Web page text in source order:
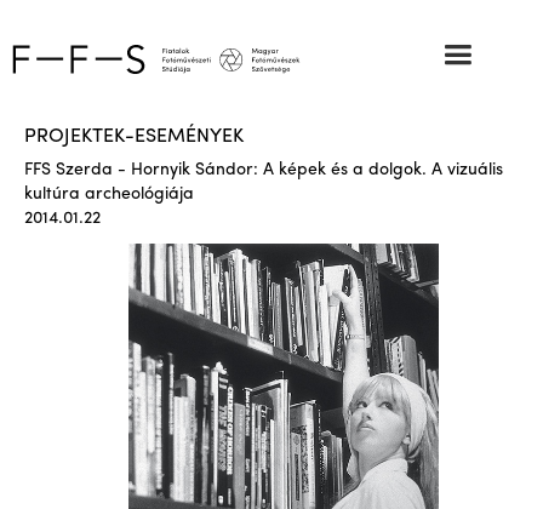
PROJEKTEK-ESEMÉNYEK
FFS Szerda - Hornyik Sándor: A képek és a dolgok. A vizuális
kultúra archeológiája
2014.01.22